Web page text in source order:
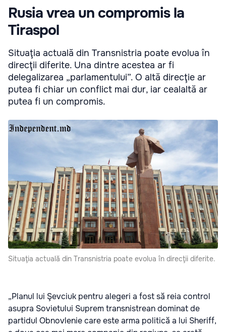
Rusia vrea un compromis la
Tiraspol
Situaţia actuală din Transnistria poate evolua în
direcţii diferite. Una dintre acestea ar fi
delegalizarea „parlamentului”. O altă direcţie ar
putea fi chiar un conflict mai dur, iar cealaltă ar
putea fi un compromis.
Situaţia actuală din Transnistria poate evolua în direcţii diferite.
„Planul lui Şevciuk pentru alegeri a fost să reia control
asupra Sovietului Suprem transnistrean dominat de
partidul Obnovlenie care este arma politică a lui Sheriff,